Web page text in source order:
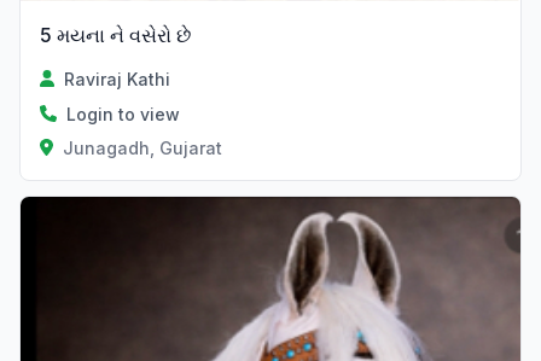
5 મયના ને વસેરો છે
Raviraj Kathi
Login to view
Junagadh, Gujarat